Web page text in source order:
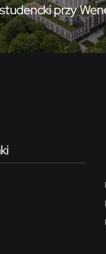
przy